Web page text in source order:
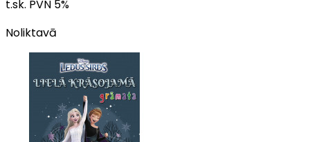
t.sk. PVN 5%
Noliktavā